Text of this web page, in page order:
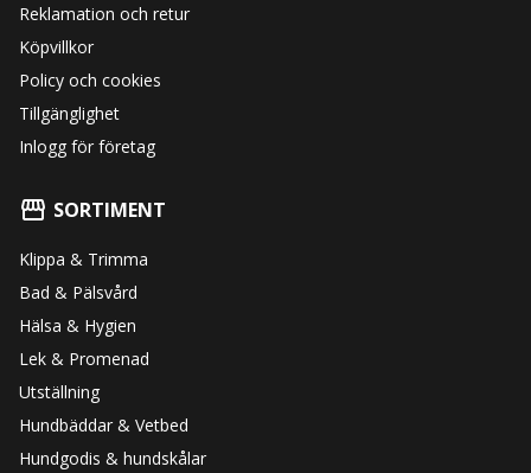
Reklamation och retur
Köpvillkor
Policy och cookies
Tillgänglighet
Inlogg för företag
SORTIMENT
Klippa & Trimma
Bad & Pälsvård
Hälsa & Hygien
Lek & Promenad
Utställning
Hundbäddar & Vetbed
Hundgodis & hundskålar